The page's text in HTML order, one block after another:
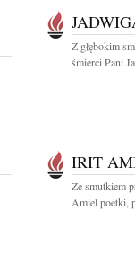
Z głębokim
śmierci Pani
IRIT
Ze smutkiem
Amiel poetki,